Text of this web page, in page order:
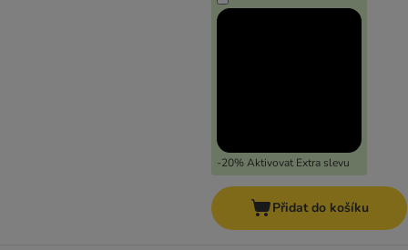
-20% Aktivovat Extra slevu
Přidat do košíku